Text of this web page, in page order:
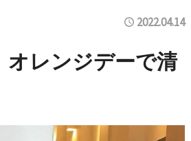
2022.04.14
オレンジデーで清